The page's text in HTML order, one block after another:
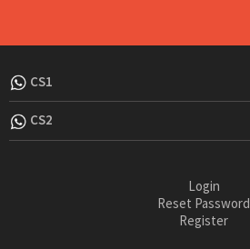
CS1
CS2
Login
Reset Password
Register